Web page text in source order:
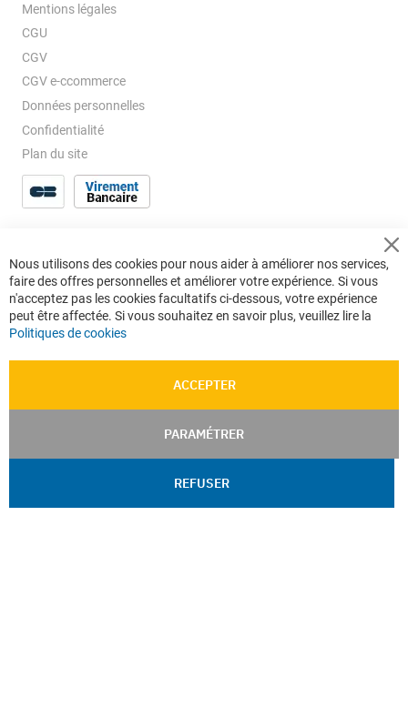
Mentions légales
CGU
CGV
CGV e-ccommerce
Données personnelles
Confidentialité
Plan du site
Nous utilisons des cookies pour nous aider à améliorer nos services,
faire des offres personnelles et améliorer votre expérience. Si vous
n'acceptez pas les cookies facultatifs ci-dessous, votre expérience
peut être affectée. Si vous souhaitez en savoir plus, veuillez lire la
Politiques de cookies
ACCEPTER
PARAMÉTRER
REFUSER